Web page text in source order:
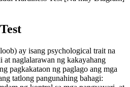
ay isang psychological trait na
naglalarawan ng kakayahang
pagkakataon ng paglago ang mga
tatlong pangunahing bahagi: